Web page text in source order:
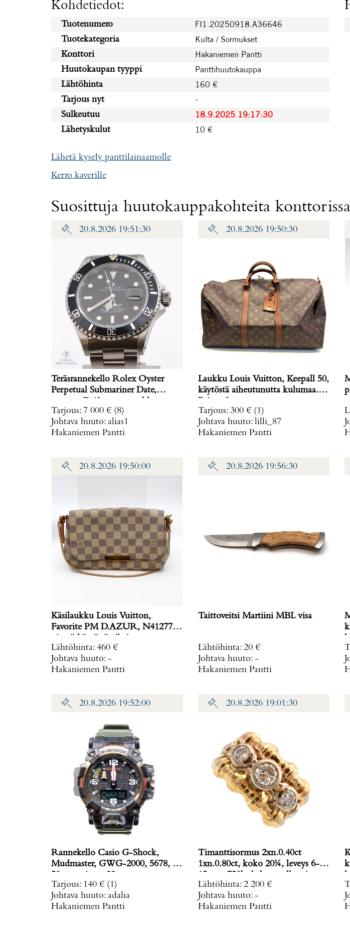
Kohdetiedot:
Tuotenumero FI1.20250918.A36646
Tuotekategoria Kulta / Sormukset
Konttori Hakaniemen Pantti
Huutokaupan tyyppi Panttihuutokauppa
Lähtöhinta 160 €
Tarjous nyt -
Sulkeutuu 18.9.2025 19:17:30
Lähetyskulut 10 €
Lähetä kysely panttilainaamolle
Kerro kaverille
Suosittuja huutokauppakohteita konttorissa
20.8.2026 19:51:30
Teräsrannekello Rolex Oyster
Perpetual Submariner Date,
pituus 185mm, malli 16610,
sarjanumero E405971, rannekkeen
numerointi 93150, automaatti,
täyshuollettu 2023, Lindroosin
Tarjous: 7 000 € (8)
Johtava huuto: alias1
Hakaniemen Pantti
20.8.2026 19:50:30
Laukku Louis Vuitton, Keepall 50,
käytöstä aiheutunutta kulumaa.
Tarjous: 300 € (1)
Johtava huuto: lilli_87
Hakaniemen Pantti
20.8.2026 19:50:00
Käsilaukku Louis Vuitton,
Favorite PM D.AZUR, N41277,
kulumaa, laatikko ja kuitti. Paino:
0 g
Lähtöhinta: 460 €
Johtava huuto: -
Hakaniemen Pantti
20.8.2026 19:56:30
Taittoveitsi Martiini MBL visa
Lähtöhinta: 20 €
Johtava huuto: -
Hakaniemen Pantti
20.8.2026 19:52:00
Rannekello Casio G-Shock,
Mudmaster, GWG-2000, 5678, Ø
Tarjous: 140 € (1)
Johtava huuto: adalia
Hakaniemen Pantti
20.8.2026 19:01:30
Timanttisormus 2xn.0.40ct
1xn.0.80ct, koko 20¼, leveys 6-
punakultaa, Paino: 11 g
Lähtöhinta: 2 200 €
Johtava huuto: -
Hakaniemen Pantti